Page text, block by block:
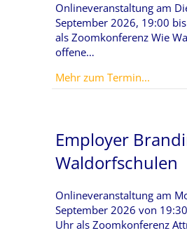
Onlineveranstaltung am
September 2026, 19:00
als Zoomkonferenz Wie
offene…
Mehr zum Termin...
Employer
Waldorfschulen
Onlineveranstaltung am
September 2026 von
Uhr als Zoomkonferenz